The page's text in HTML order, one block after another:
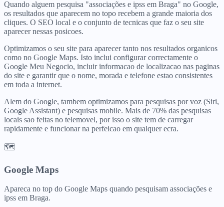
Quando alguem pesquisa "associações e ipss em Braga" no Google,
os resultados que aparecem no topo recebem a grande maioria dos
cliques. O SEO local e o conjunto de tecnicas que faz o seu site
aparecer nessas posicoes.
Optimizamos o seu site para aparecer tanto nos resultados organicos
como no Google Maps. Isto inclui configurar correctamente o
Google Meu Negocio, incluir informacao de localizacao nas paginas
do site e garantir que o nome, morada e telefone estao consistentes
em toda a internet.
Alem do Google, tambem optimizamos para pesquisas por voz (Siri,
Google Assistant) e pesquisas mobile. Mais de 70% das pesquisas
locais sao feitas no telemovel, por isso o site tem de carregar
rapidamente e funcionar na perfeicao em qualquer ecra.
🗺️
Google Maps
Apareca no top do Google Maps quando pesquisam associações e
ipss em Braga.